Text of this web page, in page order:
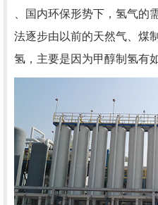
、国内环保形势下，氢气的
法逐步由以前的天然气、煤
氢，主要是因为甲醇制氢有